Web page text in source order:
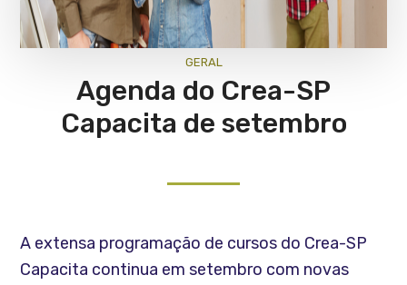
GERAL
Agenda do Crea-SP
Capacita de setembro
A extensa programação de cursos do Crea-SP
Capacita continua em setembro com novas